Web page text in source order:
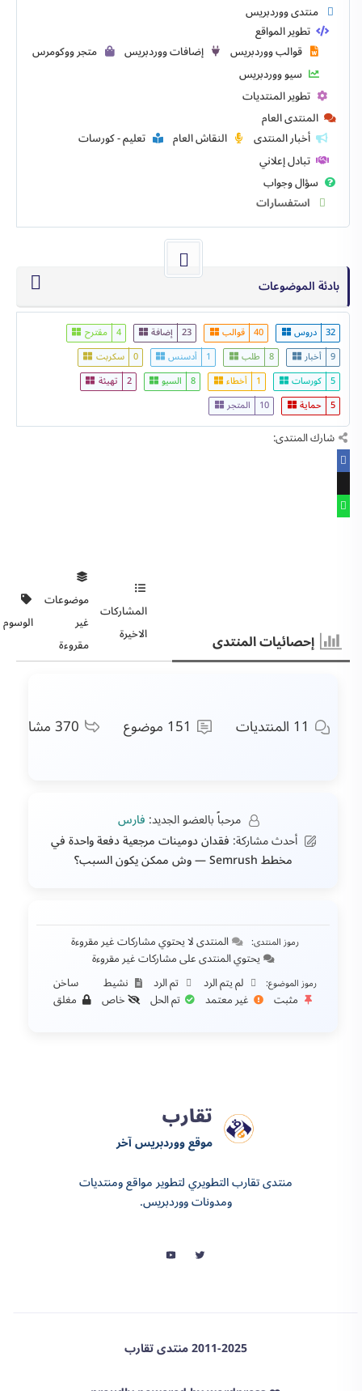
منتدى ووردبريس
تطوير المواقع
قوالب ووردبريس
إضافات ووردبريس
متجر ووكومرس
سيو ووردبريس
تطوير المنتديات
المنتدى العام
أخبار المنتدى
النقاش العام
تعليم - كورسات
تبادل إعلاني
سؤال وجواب
استفسارات
بادئة الموضوعات
32 دروس 40 قوالب 23 إضافة 4 مقترح
9 أخبار 8 طلب 1 أدسنس 0 سكربت
5 كورسات 1 أخطاء 8 السيو 2 تهيئة
5 حماية 10 المتجر
شارك المنتدى:
إحصائيات المنتدى
المشاركات
الاخيرة
موضوعات
غير
مقروءة
الوسوم
11المنتديات 151موضوع 370مشاركات
مرحباً بالعضو الجديد: فارس
أحدث مشاركة: فقدان دومينات مرجعية دفعة واحدة في
مخطط Semrush — وش ممكن يكون السبب؟
رموز المنتدى: المنتدى لا يحتوي مشاركات غير مقروءة
يحتوي المنتدى على مشاركات غير مقروءة
رموز الموضوع: لم يتم الرد تم الرد نشيط ساخن
مثبت غير معتمد تم الحل خاص مغلق
تقارب
موقع ووردبريس آخر
منتدى تقارب التطويري لتطوير مواقع ومنتديات
ومدونات ووردبريس.
2011-2025 منتدى تقارب